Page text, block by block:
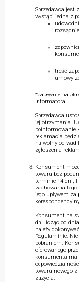
Sprzedawca jest
wystąpi jedna z
treść
umowy
*zapewnienia
Informatora.
Sprzedawca
jej otrzymania.
poinformowanie
reklamacja
na wolny od wad
zgłoszenia
Konsument
towaru bez
terminie 14 dni,
zachowania tego
jego upływem
Konsument na
dni licząc od
należy
Regulaminie. Nie
pobraniem.
oferowanego
konsumenta ma
towaru nowego z
zużycia.